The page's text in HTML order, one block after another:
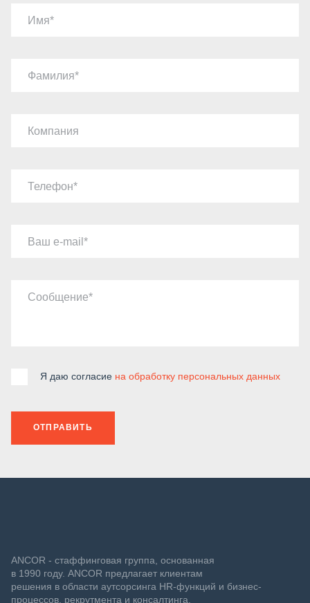
Имя
Фамилия
Компания
Телефон
Ваш e-mail
Сообщение
Я даю согласие на обработку персональных данных
ОТПРАВИТЬ
ANCOR - стаффинговая группа, основанная
в 1990 году. ANCOR предлагает клиентам
решения в области аутсорсинга HR-функций и бизнес-
процессов, рекрутмента и консалтинга.